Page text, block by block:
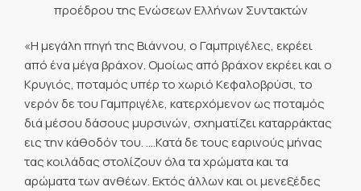
προέδρου της Ενώσεων Ελλήνων Συντακτών
«Η μεγάλη πηγή της Βιάννου, ο Γαμπριγέλες, εκρέει
από ένα μέγα βράχον. Ομοίως από βράχον εκρέει και ο
Κρυγιός, ποταμός υπέρ το χωριό Κεφαλοβρύσι, το
νερόν δε του Γαμπριγέλε, κατερχόμενον ως ποταμός
διά μέσου δάσους μυρσινών, σχηματίζει καταρράκτας
εις την κάθοδόν του. ….Κατά δε τους εαρινούς μήνας
τας κοιλάδας στολίζουν όλα τα χρώματα και τα
αρώματα των ανθέων. Εκτός άλλων και οι μενεξέδες